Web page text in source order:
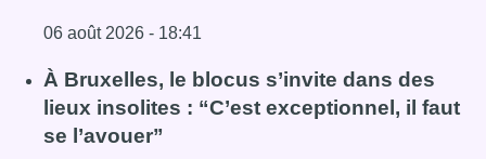
06 août 2026 - 18:41
Lire l'article Une explosion provoque un incendie dans
À Bruxelles, le blocus s’invite dans des
lieux insolites : “C’est exceptionnel, il faut
se l’avouer”